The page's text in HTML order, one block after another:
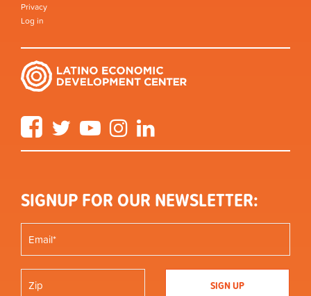
Privacy
Log in
FacebookTwitter YouTube Instagram
SIGNUP FOR OUR NEWSLETTER: